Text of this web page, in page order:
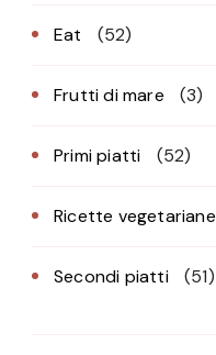
Eat (52)
Frutti di mare (3)
Primi piatti (52)
Ricette vegetariane
Secondi piatti (51)